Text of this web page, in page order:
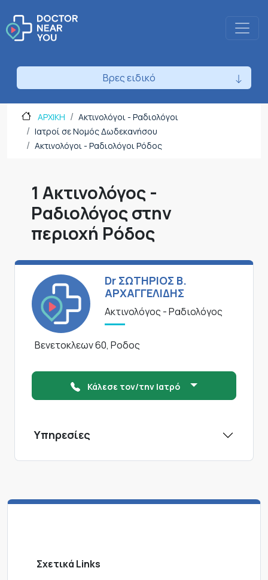
Βρες ειδικό
ΑΡΧΙΚΗ
Ακτινολόγοι - Ραδιολόγοι
Ιατροί σε Νομός Δωδεκανήσου
Ακτινολόγοι - Ραδιολόγοι Ρόδος
1 Ακτινολόγος -
Ραδιολόγος στην
περιοχή Ρόδος
Dr ΣΩΤΗΡΙΟΣ Β.
ΑΡΧΑΓΓΕΛΙΔΗΣ
Ακτινολόγος - Ραδιολόγος
Βενετοκλεων 60, Ροδος
Κάλεσε τον/την Ιατρό
Υπηρεσίες
Σχετικά Links